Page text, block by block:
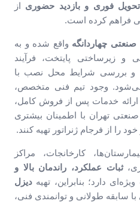
تحویل فوری و بازدید حضوری از
فراهم کرده است.
چهاردانگه واقع شده و به
و زیرساختی پایتخت، فرآیند
و بررسی شرایط محل نصب با
می‌شود. وجود تیم فنی متخصص،
ارائه خدمات پس از فروش کامل،
تهران با اطمینان بیشتری
کارخانجات، مراکز
ثبات عملکرد، راندمان بالا و
دارد؛ بنابراین، تهیه دیزل
سابقه طولانی و توانمندی فنی،